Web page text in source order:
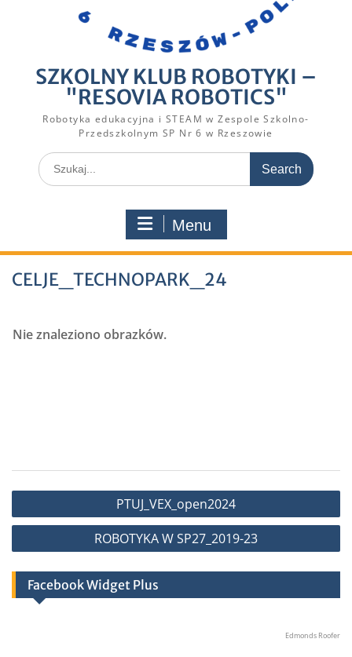
SZKOLNY KLUB ROBOTYKI –
"RESOVIA ROBOTICS"
Robotyka edukacyjna i STEAM w Zespole Szkolno-
Przedszkolnym SP Nr 6 w Rzeszowie
Search
for:
Menu
CELJE_TECHNOPARK_24
Nie znaleziono obrazków.
Nawigacja
wpisu
PTUJ_VEX_open2024
ROBOTYKA W SP27_2019-23
Facebook Widget Plus
Edmonds Roofer